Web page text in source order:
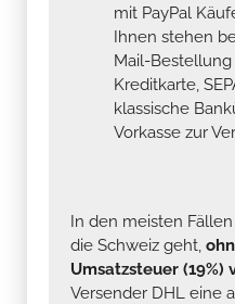
mit PayPal
Ihnen stehen
Mail-Bestellung
Kreditkarte,
klassische
Vorkasse zur
In den meisten
die Schweiz geht,
Umsatzsteuer (19%)
Versender DHL eine